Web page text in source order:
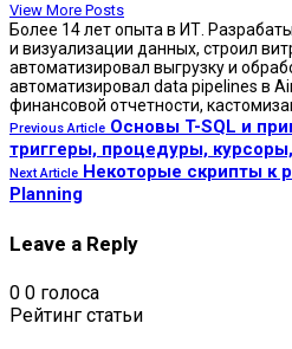
View More Posts
Более 14 лет опыта в ИТ.
и визуализации данных, строил
автоматизировал выгрузку и
автоматизировал data pipelines в
финансовой отчетности,
Previous Article Основы T-SQL и
триггеры, процедуры,
Next Article Некоторые скрипты к
Planning
Leave a Reply
0 0 голоса
Рейтинг статьи